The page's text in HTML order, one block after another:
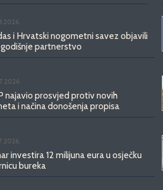
i Hrvatski nogometni savez objavili
partnerstvo
najavio prosvjed protiv novih
i načina donošenja propisa
investira 12 milijuna eura u osječku
bureka